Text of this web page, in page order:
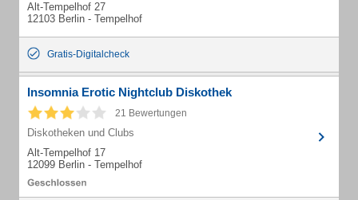
Alt-Tempelhof 27
12103 Berlin - Tempelhof
Gratis-Digitalcheck
Insomnia Erotic Nightclub Diskothek
21 Bewertungen
Diskotheken und Clubs
Alt-Tempelhof 17
12099 Berlin - Tempelhof